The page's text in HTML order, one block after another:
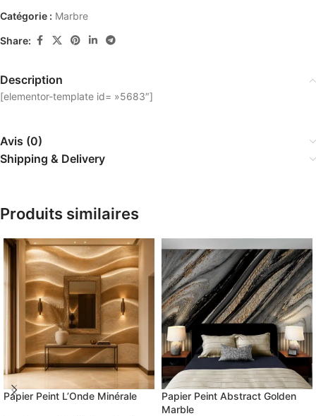
Catégorie : Marbre
Share:
Description
[elementor-template id= »5683″]
Avis (0)
Shipping & Delivery
Produits similaires
Papier Peint L’Onde Minérale
Papier Peint Abstract Golden
Marble